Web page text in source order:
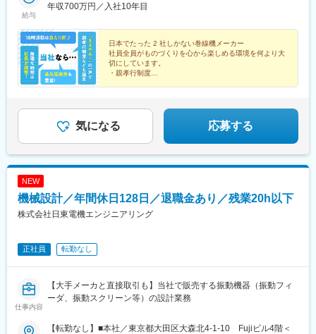
給与
年収700万円／入社10年目
日本でたった 2 社しかない巻線機メーカー
社員全員がものづくりを心から楽しめる環境を何より大
切にしています。
・親孝行制度
気になる 応募する
NEW
機械設計／年間休日128日／退職金あり／残業20h以下
株式会社日東電機エンジニアリング
正社員 転勤なし
仕事内容
【大手メーカと直接取引も】当社で販売する振動機器（振動フィ
ーダ、振動スクリーン等）の設計業務
【転勤なし】■本社／東京都大田区大森北4-1-10 Fujiビル4階＜